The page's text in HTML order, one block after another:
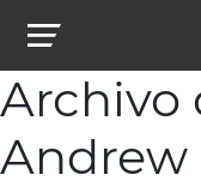
Archivo